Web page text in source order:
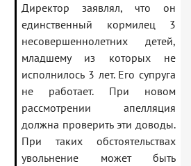
Директор заявлял, что он
единственный кормилец 3
несовершеннолетних детей,
младшему из которых не
исполнилось 3 лет. Его супруга
не работает. При новом
рассмотрении апелляция
должна проверить эти доводы.
При таких обстоятельствах
увольнение может быть